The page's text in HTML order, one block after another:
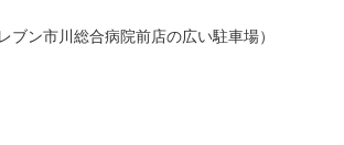
ブン市川総合病院前店の広い駐車場）